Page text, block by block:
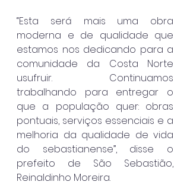
“Esta será mais uma obra
moderna e de qualidade que
estamos nos dedicando para a
comunidade da Costa Norte
usufruir. Continuamos
trabalhando para entregar o
que a população quer: obras
pontuais, serviços essenciais e a
melhoria da qualidade de vida
do sebastianense”, disse o
prefeito de São Sebastião,
Reinaldinho Moreira.